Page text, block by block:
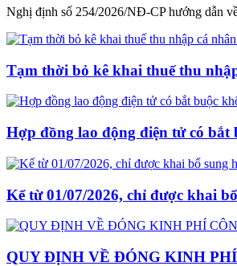
Nghị định số 254/2026/NĐ-CP hướng dẫn
Tạm thời bỏ kê khai thuế thu
Hợp đồng lao động điện tử có bắt
Kể từ 01/07/2026, chỉ được khai
QUY ĐỊNH VỀ ĐÓNG KINH